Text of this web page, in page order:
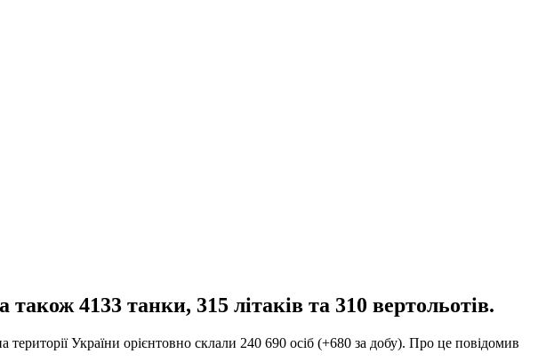
4133 танки, 315 літаків та 310 вертольотів.
України орієнтовно склали 240 690 осіб (+680 за добу). Про це повідомив